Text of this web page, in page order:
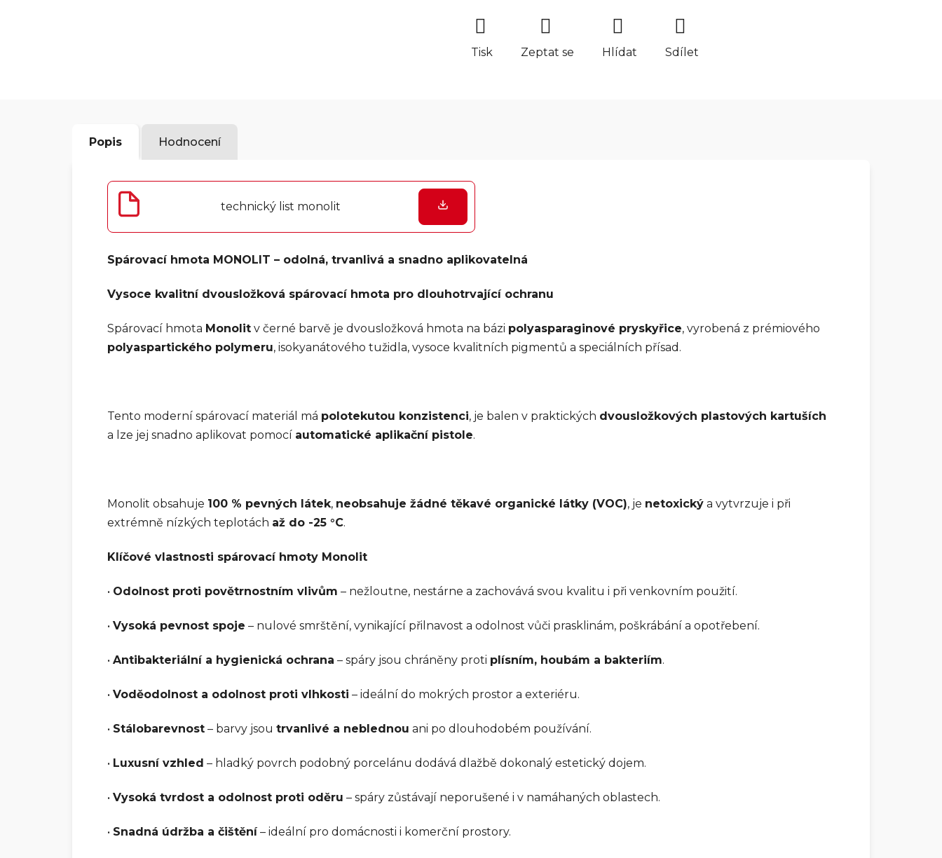
Tisk Zeptat se Hlídat Sdílet
Popis Hodnocení
technický list monolit
Spárovací hmota MONOLIT – odolná, trvanlivá a snadno aplikovatelná
Vysoce kvalitní dvousložková spárovací hmota pro dlouhotrvající ochranu
Spárovací hmota Monolit v černé barvě je dvousložková hmota na bázi polyasparaginové pryskyřice, vyrobená z prémiového
polyaspartického polymeru, isokyanátového tužidla, vysoce kvalitních pigmentů a speciálních přísad.
Tento moderní spárovací materiál má polotekutou konzistenci, je balen v praktických dvousložkových plastových kartuších
a lze jej snadno aplikovat pomocí automatické aplikační pistole.
Monolit obsahuje 100 % pevných látek, neobsahuje žádné těkavé organické látky (VOC), je netoxický a vytvrzuje i při
extrémně nízkých teplotách až do -25 °C.
Klíčové vlastnosti spárovací hmoty Monolit
• Odolnost proti povětrnostním vlivům – nežloutne, nestárne a zachovává svou kvalitu i při venkovním použití.
• Vysoká pevnost spoje – nulové smrštění, vynikající přilnavost a odolnost vůči prasklinám, poškrábání a opotřebení.
• Antibakteriální a hygienická ochrana – spáry jsou chráněny proti plísním, houbám a bakteriím.
• Voděodolnost a odolnost proti vlhkosti – ideální do mokrých prostor a exteriéru.
• Stálobarevnost – barvy jsou trvanlivé a neblednou ani po dlouhodobém používání.
• Luxusní vzhled – hladký povrch podobný porcelánu dodává dlažbě dokonalý estetický dojem.
• Vysoká tvrdost a odolnost proti oděru – spáry zůstávají neporušené i v namáhaných oblastech.
• Snadná údržba a čištění– ideální pro domácnosti i komerční prostory.